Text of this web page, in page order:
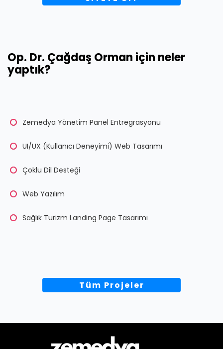
Op. Dr. Çağdaş Orman için neler
yaptık?
Zemedya Yönetim Panel Entregrasyonu
UI/UX (Kullanıcı Deneyimi) Web Tasarımı
Çoklu Dil Desteği
Web Yazılım
Sağlık Turizm Landing Page Tasarımı
Tüm Projeler